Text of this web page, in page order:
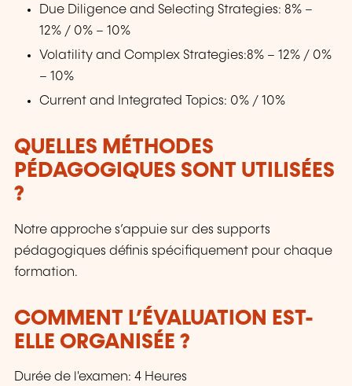
Due Diligence and Selecting Strategies: 8% –
12% / 0% – 10%
Volatility and Complex Strategies:8% – 12% / 0%
– 10%
Current and Integrated Topics: 0% / 10%
QUELLES MÉTHODES
PÉDAGOGIQUES SONT UTILISÉES
?
Notre approche s’appuie sur des supports
pédagogiques définis spécifiquement pour chaque
formation.
COMMENT L’ÉVALUATION EST-
ELLE ORGANISÉE ?
Durée de l'examen: 4 Heures